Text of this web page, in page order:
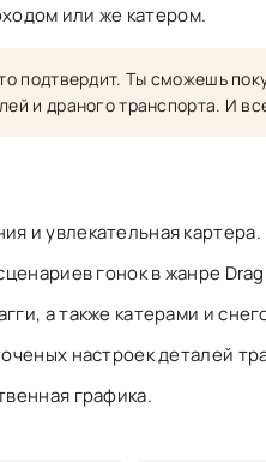
или же катером.
подтвердит. Ты сможешь
и драного транспорта. И
и увлекательная картера.
гонок в жанре
а также катерами и
настроек деталей
графика.